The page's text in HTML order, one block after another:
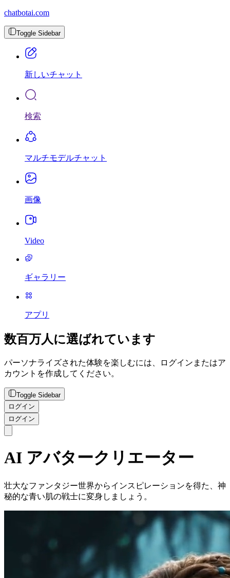
chatbotai.com
Toggle Sidebar
新しいチャット
検索
マルチモデルチャット
画像
Video
ギャラリー
アプリ
数百万人に選ばれています
パーソナライズされた体験を楽しむには、ログインまたはア
カウントを作成してください。
Toggle Sidebar
ログイン
ログイン
AI アバタークリエーター
壮大なファンタジー世界からインスピレーションを得た、神
秘的な青い肌の戦士に変身しましょう。